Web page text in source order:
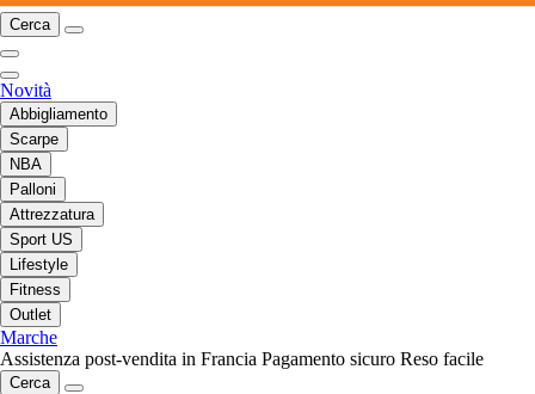
Cerca
Novità
Abbigliamento
Scarpe
NBA
Palloni
Attrezzatura
Sport US
Lifestyle
Fitness
Outlet
Marche
Assistenza post-vendita in Francia Pagamento sicuro Reso facile
Cerca